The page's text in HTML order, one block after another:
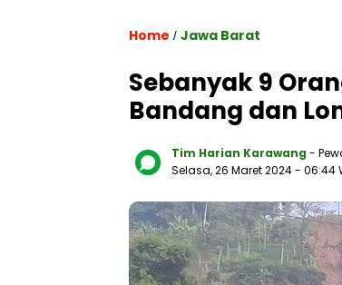
Home / Jawa Barat
Sebanyak 9
Bandang dan
Tim Harian Karawang -
Selasa, 26 Maret 2024- 06:44